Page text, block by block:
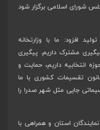
شورای اسلامی برگزار شود
افزود: ما با وزارتخانه
مشترک داریم. پیگیری
انتخابیه داریم، حمایت و
تقسیمات کشوری با ما
جایی مثل شهر صدرا را
استان و همراهی با